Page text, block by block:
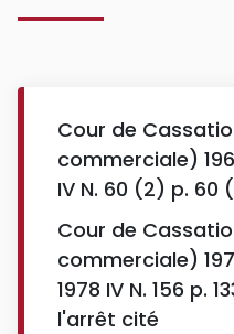
Cour de
commerciale)
IV N. 60 (2) p. 60
Cour de
commerciale)
1978 IV N. 156 p.
l'arrêt cité